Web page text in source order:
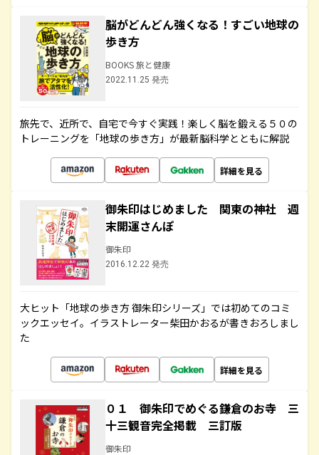
脳がどんどん強くなる！すごい地球の
歩き方
BOOKS 旅と健康
2022.11.25 発売
旅先で、近所で、自宅で今すぐ実践！楽しく脳を鍛える５０の
トレーニングを「地球の歩き方」が最新脳科学とともに解説
詳細を見る
御朱印はじめました 関東の神社 週
末開運さんぽ
御朱印
2016.12.22 発売
大ヒット「地球の歩き方 御朱印シリーズ」では初めてのコミ
ックエッセイ。イラストレーター柴田かおるが書きおろしまし
た
詳細を見る
０１ 御朱印でめぐる鎌倉のお寺 三
十三観音完全掲載 三訂版
御朱印